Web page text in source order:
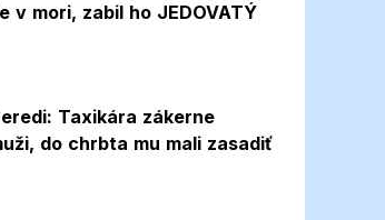
v mori, zabil ho JEDOVATÝ
Taxikára zákerne
do chrbta mu mali zasadiť